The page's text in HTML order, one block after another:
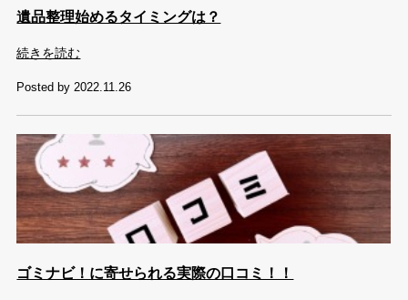
遺品整理始めるタイミングは？
続きを読む
Posted by 2022.11.26
ゴミナビ！に寄せられる実際の口コミ！！